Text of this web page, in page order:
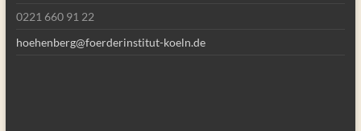
0221 660 91 22
hoehenberg@foerderinstitut-koeln.de